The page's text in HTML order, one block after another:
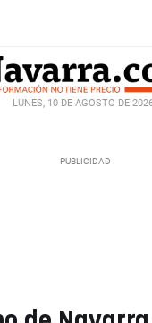
LUNES, 10 DE AGOSTO DE